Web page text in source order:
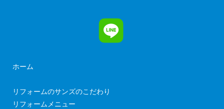
ホーム
リフォームのサンズのこだわり
リフォームメニュー